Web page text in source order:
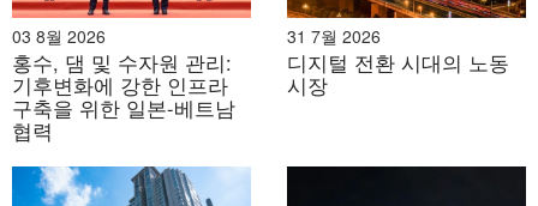
서비스를 제공합니다. 또한, 최근에는 베트남 기업 90만
개 이상의 데이터베이스를 구축하여 파트너 발굴 및 시
장 분석에 활용하고 있습니다.
궁금한 사항이 있으시면 언제든지 문의해 주세요.
info@b-company.jp
03 8월 2026
홍수, 댐 및 수자원 관리:
기후변화에 강한 인프라
구축을 위한 일본-베트남
협력
31 7월 2026
디지털 전환 시대의 노동
시장